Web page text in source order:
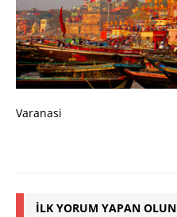
Varanasi
İLK YORUM YAPAN OLUN